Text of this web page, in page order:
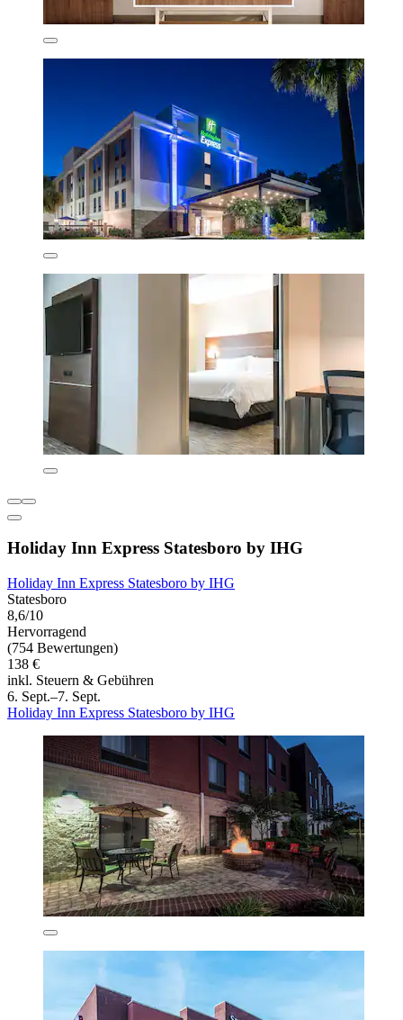
Holiday Inn Express Statesboro by IHG
Holiday Inn Express Statesboro by IHG
Statesboro
8,6/10
Hervorragend
(754 Bewertungen)
138 €
inkl. Steuern & Gebühren
6. Sept.–7. Sept.
Holiday Inn Express Statesboro by IHG